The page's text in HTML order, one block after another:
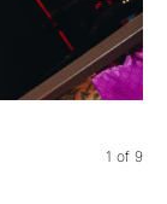
1 of 9